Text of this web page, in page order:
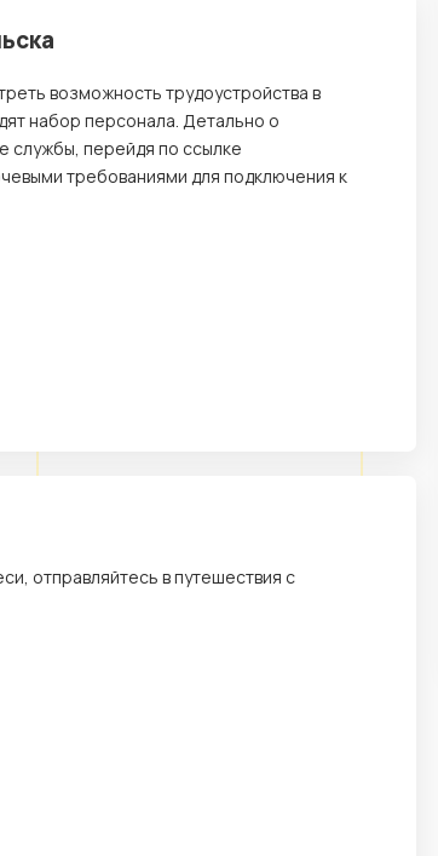
возможность трудоустройства в
набор персонала. Детально о
службы, перейдя по ссылке
требованиями для подключения к
отправляйтесь в путешествия с